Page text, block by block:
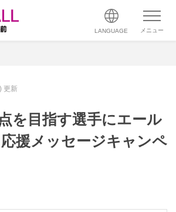
LANGUAGE メニュー
更新
を目指す選手にエール
援メッセージキャンペ